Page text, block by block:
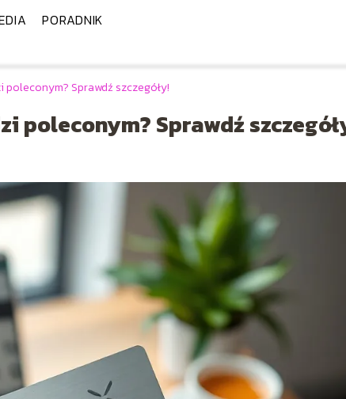
PORADNIK
Sprawdź szczegóły!
poleconym? Sprawdź